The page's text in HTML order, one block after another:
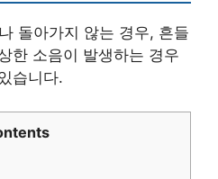
돌아가지 않는 경우, 흔들
한 소음이 발생하는 경우
습니다.